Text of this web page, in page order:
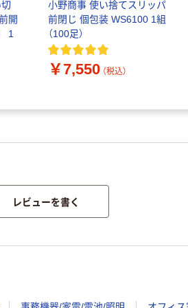
開
1
小野商事 使い捨てスリッパ
前閉じ 個包装 WS6100 1組
（100足）
￥7,550 （税込）
レビューを書く